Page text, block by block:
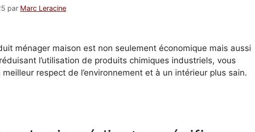
par Marc Leracine
ménager maison est non seulement économique mais aussi
l’utilisation de produits chimiques industriels, vous
respect de l’environnement et à un intérieur plus sain.